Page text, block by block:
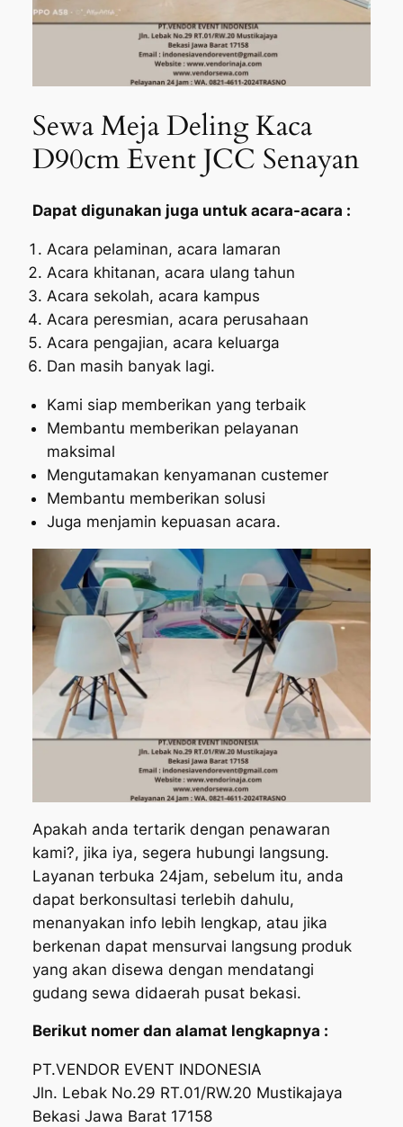
Sewa Meja Deling Kaca
D90cm Event JCC Senayan
Dapat digunakan juga untuk acara-acara :
Acara pelaminan, acara lamaran
Acara khitanan, acara ulang tahun
Acara sekolah, acara kampus
Acara peresmian, acara perusahaan
Acara pengajian, acara keluarga
Dan masih banyak lagi.
Kami siap memberikan yang terbaik
Membantu memberikan pelayanan
maksimal
Mengutamakan kenyamanan custemer
Membantu memberikan solusi
Juga menjamin kepuasan acara.
Apakah anda tertarik dengan penawaran
kami?, jika iya, segera hubungi langsung.
Layanan terbuka 24jam, sebelum itu, anda
dapat berkonsultasi terlebih dahulu,
menanyakan info lebih lengkap, atau jika
berkenan dapat mensurvai langsung produk
yang akan disewa dengan mendatangi
gudang sewa didaerah pusat bekasi.
Berikut nomer dan alamat lengkapnya :
PT.VENDOR EVENT INDONESIA
Jln. Lebak No.29 RT.01/RW.20 Mustikajaya
Bekasi Jawa Barat 17158